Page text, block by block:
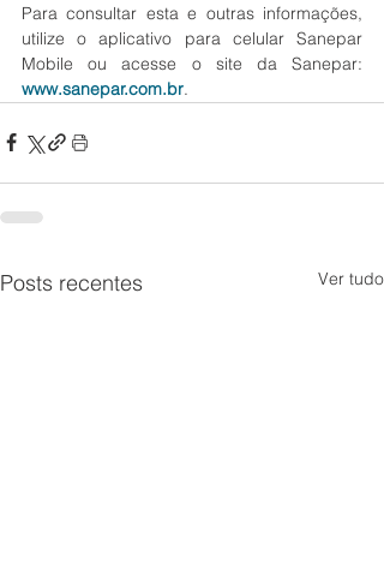
Para consultar esta e outras informações,
utilize o aplicativo para celular Sanepar
www.sanepar.com.br.
Posts recentes Ver tudo